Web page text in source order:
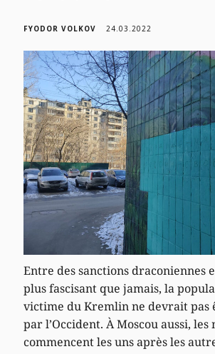
FYODOR VOLKOV 24.03.2022
Entre des sanctions draconiennes
plus fascisant que jamais, la
victime du Kremlin ne devrait pas
par l’Occident. À Moscou aussi, les
commencent les uns après les